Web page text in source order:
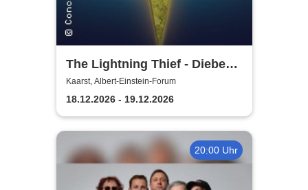
The Lightning Thief - Diebe
im Olymp ein Percy Jackson
Musical
Kaarst, Albert-Einstein-Forum
18.12.2026 - 19.12.2026
20:00 Uhr